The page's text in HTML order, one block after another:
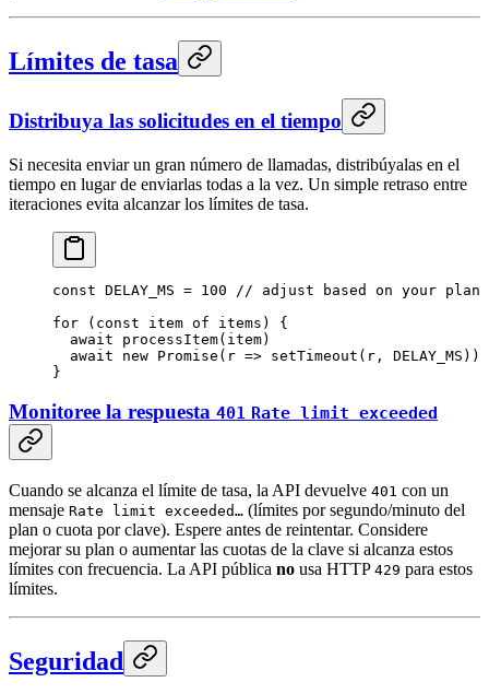
Límites de tasa
Distribuya las solicitudes en el tiempo
Si necesita enviar un gran número de llamadas, distribúyalas en el
tiempo en lugar de enviarlas todas a la vez. Un simple retraso entre
iteraciones evita alcanzar los límites de tasa.
const DELAY_MS = 100 // adjust based on your plan
for ( const item of items) {
  await
processItem(item)
  await
new Promise ( r => setTimeout (r, DELAY_MS ))
}
Monitoree la respuesta 401 Rate limit exceeded
Cuando se alcanza el límite de tasa, la API devuelve 401 con un
mensaje Rate limit exceeded… (límites por segundo/minuto del
plan o cuota por clave). Espere antes de reintentar. Considere
mejorar su plan o aumentar las cuotas de la clave si alcanza estos
límites con frecuencia. La API pública no usa HTTP 429 para estos
límites.
Seguridad